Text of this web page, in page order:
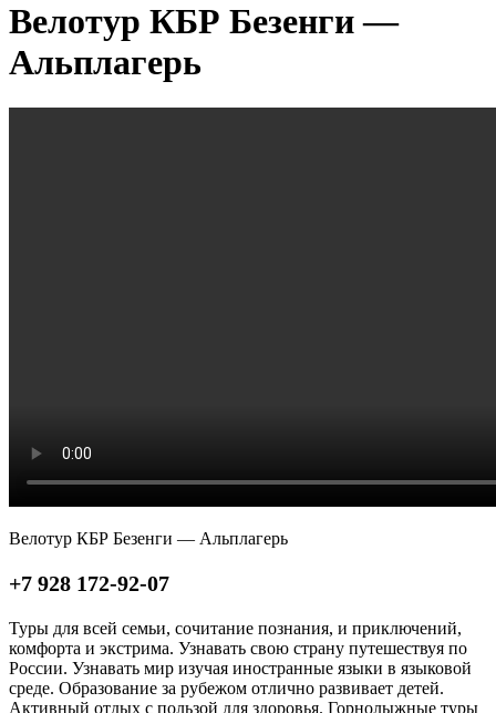
Велотур КБР Безенги —
Альплагерь
Велотур КБР Безенги — Альплагерь
+7 928 172-92-07
Туры для всей семьи, сочитание познания, и приключений,
комфорта и экстрима. Узнавать свою страну путешествуя по
России. Узнавать мир изучая иностранные языки в языковой
среде. Образование за рубежом отлично развивает детей.
Активный отдых с пользой для здоровья. Горнолыжные туры